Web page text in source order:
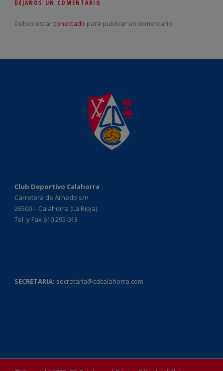
DÉJANOS UN COMENTARIO
Debes estar conectado para publicar un comentario.
Club Deportivo Calahorra
Carretera de Arnedo s/n
26500 – Calahorra (La Rioja)
Tel. y Fax 610 295 013
SECRETARIA: secretaria@cdcalahorra.com